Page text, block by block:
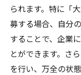
られます。特に「
募する場合、自分
することで、企業
とができます。さ
を行い、万全の状